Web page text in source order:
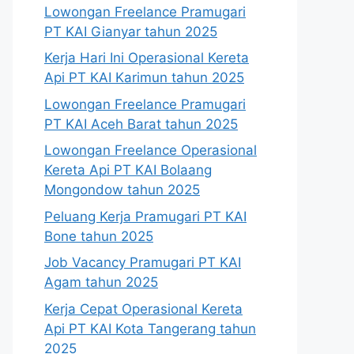
Lowongan Freelance Pramugari
PT KAI Gianyar tahun 2025
Kerja Hari Ini Operasional Kereta
Api PT KAI Karimun tahun 2025
Lowongan Freelance Pramugari
PT KAI Aceh Barat tahun 2025
Lowongan Freelance Operasional
Kereta Api PT KAI Bolaang
Mongondow tahun 2025
Peluang Kerja Pramugari PT KAI
Bone tahun 2025
Job Vacancy Pramugari PT KAI
Agam tahun 2025
Kerja Cepat Operasional Kereta
Api PT KAI Kota Tangerang tahun
2025